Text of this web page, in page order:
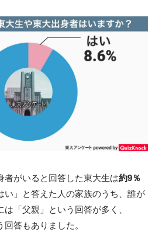
者がいると回答した東大生は約9％
い」と答えた人の家族のうち、誰が
「父親」という回答が多く、
回答もありました。